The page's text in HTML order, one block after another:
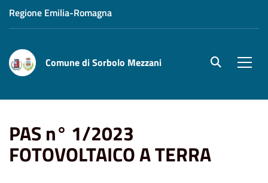
Regione Emilia-Romagna
Comune di Sorbolo Mezzani site.searc
PAS n° 1/2023
FOTOVOLTAICO A TERRA